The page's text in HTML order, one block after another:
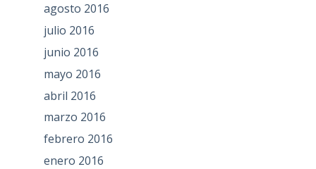
agosto 2016
julio 2016
junio 2016
mayo 2016
abril 2016
marzo 2016
febrero 2016
enero 2016